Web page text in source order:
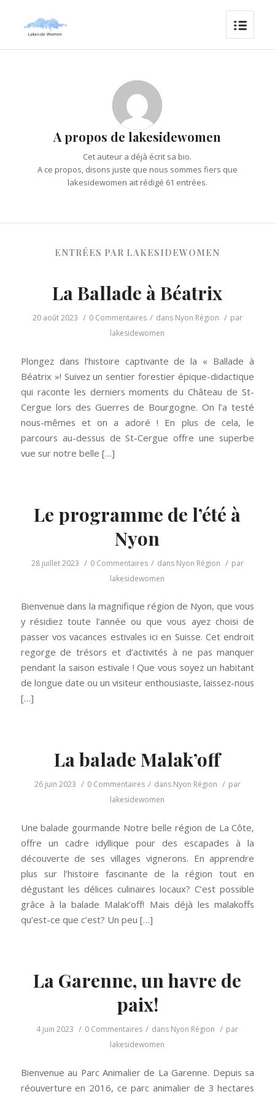
A propos delakesidewomen
Cet auteur a déjà écrit sa bio.
A ce propos, disons juste que nous sommes fiers que
lakesidewomen ait rédigé 61 entrées.
ENTRÉES PAR LAKESIDEWOMEN
La Ballade à Béatrix
20 août 2023 / 0 Commentaires / dans Nyon Région / par
lakesidewomen
Plongez dans l’histoire captivante de la « Ballade à
Béatrix »! Suivez un sentier forestier épique-didactique
qui raconte les derniers moments du Château de St-
Cergue lors des Guerres de Bourgogne. On l’a testé
nous-mêmes et on a adoré ! En plus de cela, le
parcours au-dessus de St-Cergue offre une superbe
vue sur notre belle […]
Le programme de l’été à
Nyon
28 juillet 2023 / 0 Commentaires / dans Nyon Région / par
lakesidewomen
Bienvenue dans la magnifique région de Nyon, que vous
y résidiez toute l’année ou que vous ayez choisi de
passer vos vacances estivales ici en Suisse. Cet endroit
regorge de trésors et d’activités à ne pas manquer
pendant la saison estivale ! Que vous soyez un habitant
de longue date ou un visiteur enthousiaste, laissez-nous
[…]
La balade Malak’off
26 juin 2023 / 0 Commentaires / dans Nyon Région / par
lakesidewomen
Une balade gourmande Notre belle région de La Côte,
offre un cadre idyllique pour des escapades à la
découverte de ses villages vignerons. En apprendre
plus sur l’histoire fascinante de la région tout en
dégustant les délices culinaires locaux? C’est possible
grâce à la balade Malak’off! Mais déjà les malakoffs
qu’est-ce que c’est? Un peu […]
La Garenne, un havre de
paix!
4 juin 2023 / 0 Commentaires / dans Nyon Région / par
lakesidewomen
Bienvenue au Parc Animalier de La Garenne. Depuis sa
réouverture en 2016, ce parc animalier de 3 hectares